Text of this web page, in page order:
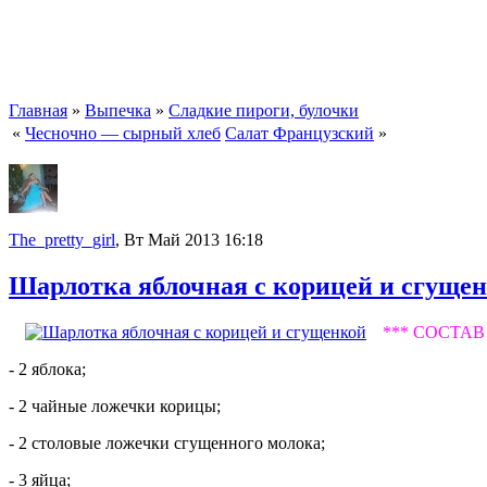
Главная » Выпечка » Сладкие пироги, булочки
« Чесночно — сырный хлеб Салат Французский »
The_pretty_girl, Вт Май 2013 16:18
Шарлотка яблочная с корицей и
***
- 2 яблока;
- 2 чайные ложечки корицы;
- 2 столовые ложечки сгущенного молока;
- 3 яйца;